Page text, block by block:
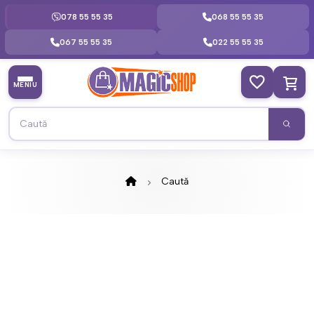
078 55 55 35 068 55 55 35
067 55 55 35 022 55 55 35
MENIU
Caută